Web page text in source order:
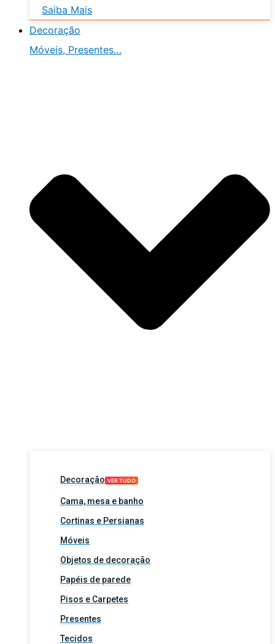
Saiba Mais
Decoração
Móveis, Presentes…
Decoração VER TUDO
Cama, mesa e banho
Cortinas e Persianas
Móveis
Objetos de decoração
Papéis de parede
Pisos e Carpetes
Presentes
Tecidos